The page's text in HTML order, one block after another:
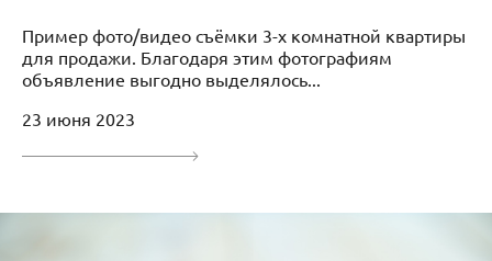
Пример фото/видео съёмки 3-х комнатной квартиры
для продажи. Благодаря этим фотографиям
объявление выгодно выделялось...
23 июня 2023